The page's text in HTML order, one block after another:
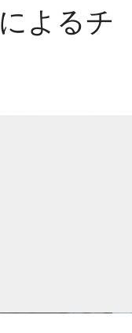
よるチ